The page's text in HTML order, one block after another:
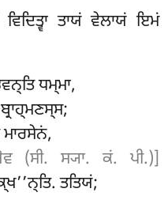
ਤਾਯਂ ਵੇਲਾਯਂ ਇਮਂ
ਧਮ੍ਮਾ,
ਮਾਰਸੇਨਂ,
(ਸੀ. ਸ੍ਯਾ. ਕਂ. ਪੀ.)]
ਤਤਿਯਂ;